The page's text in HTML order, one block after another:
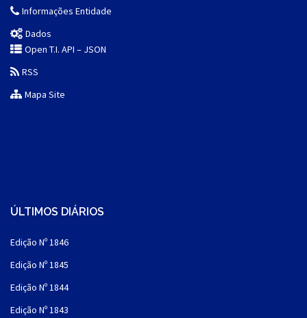
Informações Entidade
Dados
Open T.I. API – JSON
RSS
Mapa Site
ÚLTIMOS DIÁRIOS
Edição Nº 1846
Edição Nº 1845
Edição Nº 1844
Edição Nº 1843